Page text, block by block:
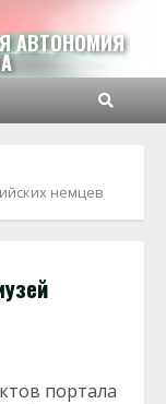
АВТОНОМИЯ
немцев
портала